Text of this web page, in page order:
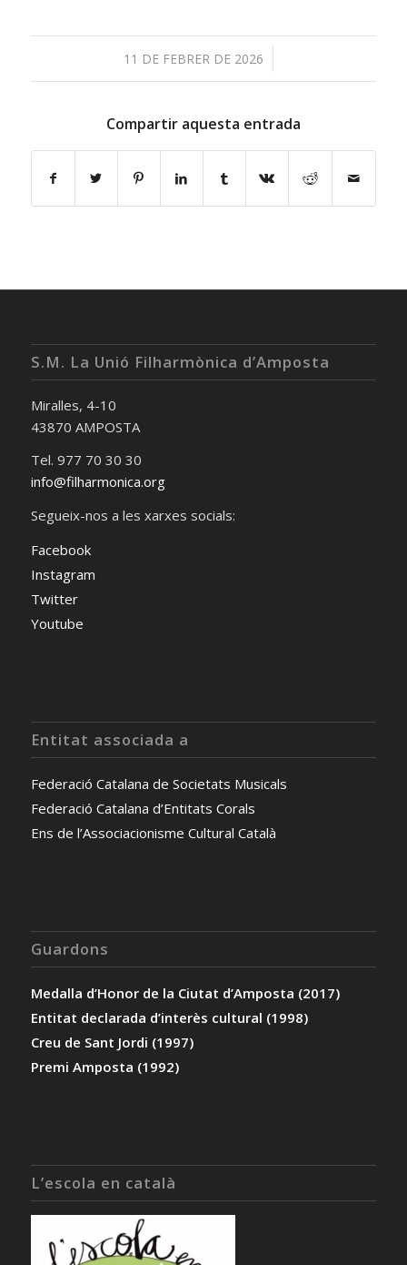
11 DE FEBRER DE 2026
/
Compartir aquesta entrada
S.M. La Unió Filharmònica d’Amposta
Miralles, 4-10
43870 AMPOSTA
Tel. 977 70 30 30
info@filharmonica.org
Segueix-nos a les xarxes socials:
Facebook
Instagram
Twitter
Youtube
Entitat associada a
Federació Catalana de Societats Musicals
Federació Catalana d’Entitats Corals
Ens de l’Associacionisme Cultural Català
Guardons
Medalla d’Honor de la Ciutat d’Amposta (2017)
Entitat declarada d’interès cultural (1998)
Creu de Sant Jordi (1997)
Premi Amposta (1992)
L’escola en català